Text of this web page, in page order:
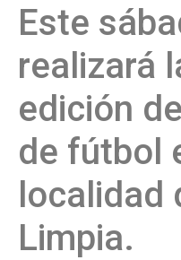
Este
realizará
edición
de fútbol
localidad
Limpia.